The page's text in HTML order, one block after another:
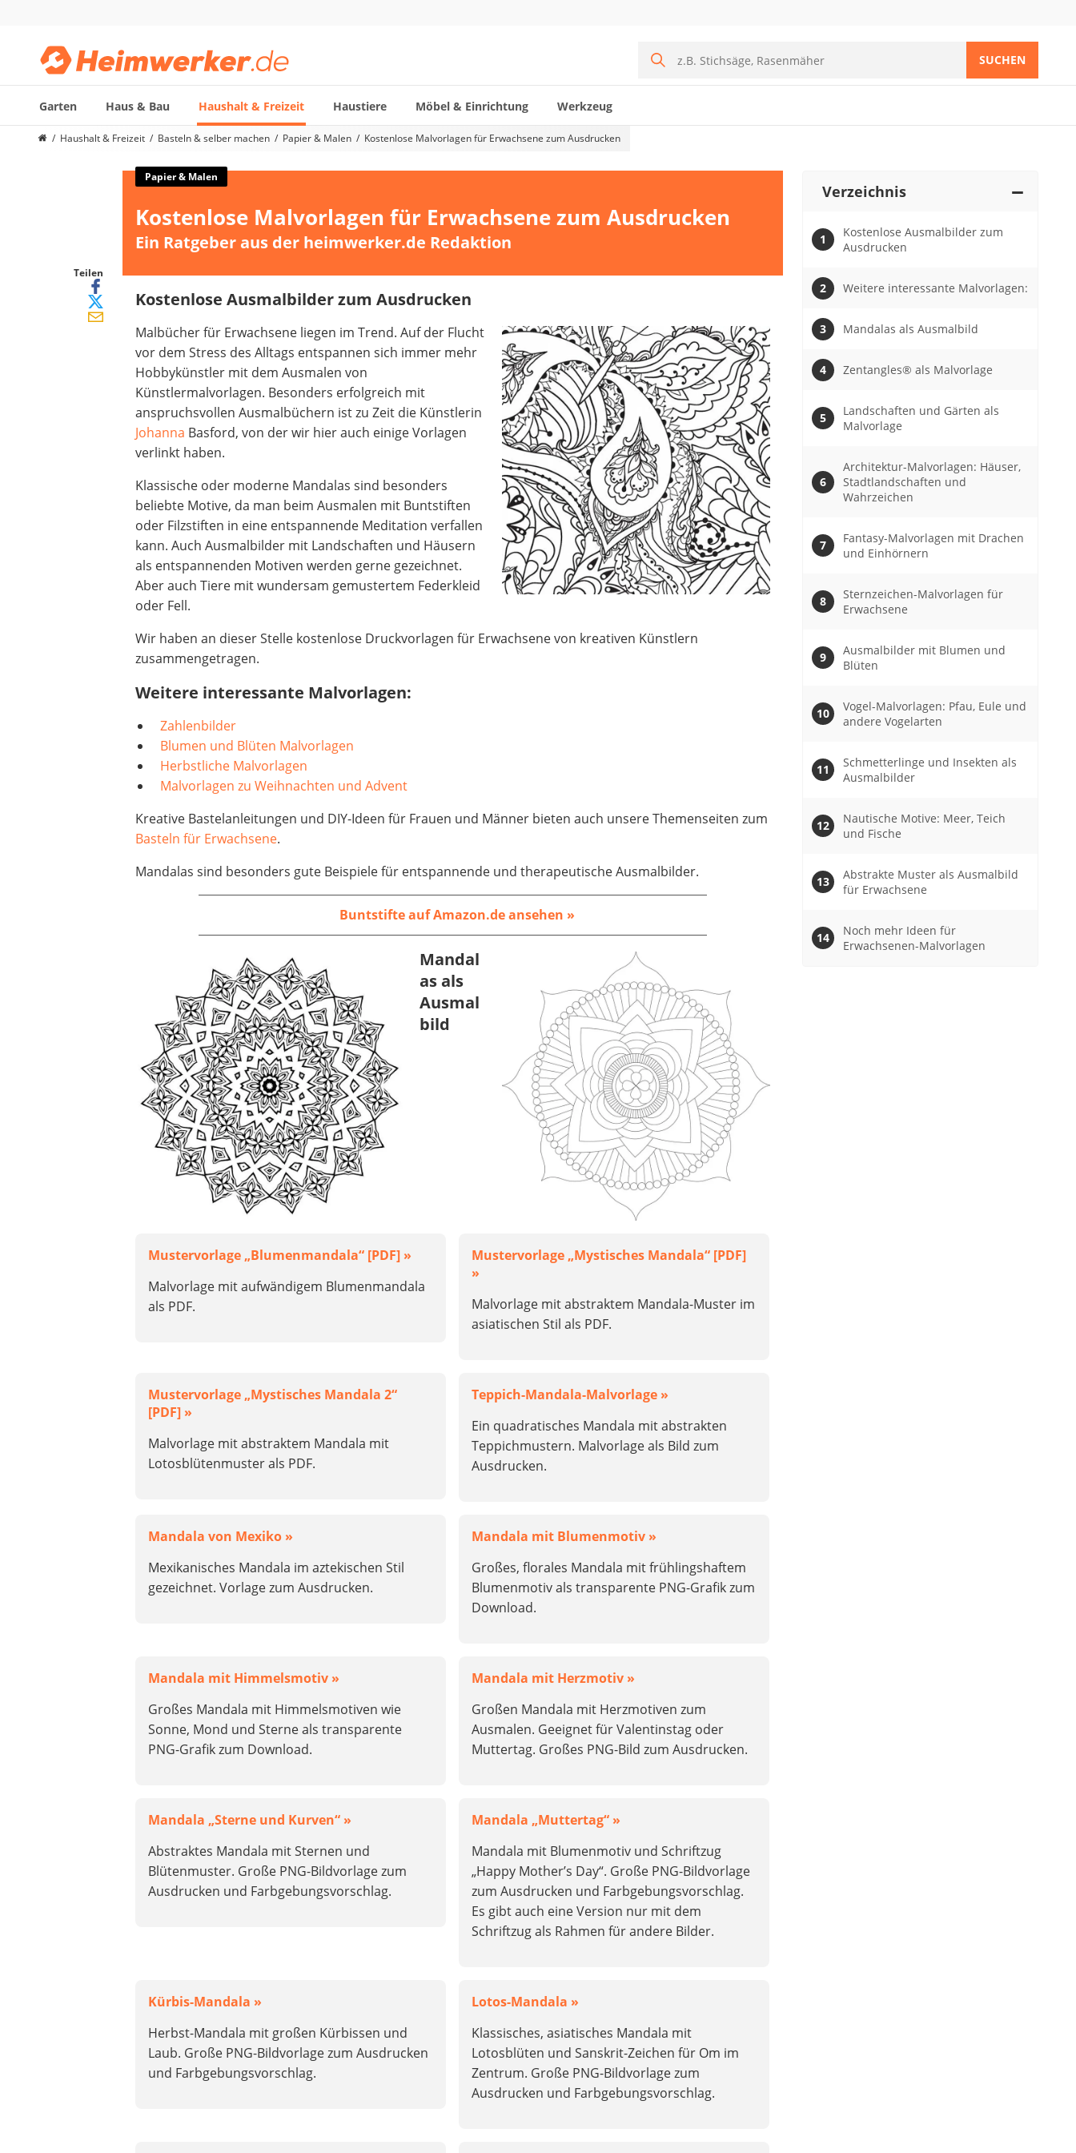
SUCHEN
Garten Haus & Bau Haushalt & Freizeit Haustiere Möbel & Einrichtung Werkzeug
Die beliebtesten Vergleiche nach Kategorie
Induktionskochfeld
Tischgeschirrspüler
Elektronische Dartscheibe
Beschriftungsgerät
Elektrische Pfeffermühle
Ferngesteuertes Auto
Beheizbare Handschuhe
Haushalt & Freizeit Basteln & selber machen Papier & Malen Kostenlose Malvorlagen für Erwachsene zum Ausdrucken
Teilen
Papier & Malen
Kostenlose Malvorlagen für Erwachsene zum Ausdrucken
Ein Ratgeber aus der heimwerker.de Redaktion
Kostenlose Ausmalbilder zum Ausdrucken
Malbücher für Erwachsene liegen im Trend. Auf der Flucht
vor dem Stress des Alltags entspannen sich immer mehr
Hobbykünstler mit dem Ausmalen von
Künstlermalvorlagen. Besonders erfolgreich mit
anspruchsvollen Ausmalbüchern ist zu Zeit die Künstlerin
Johanna Basford, von der wir hier auch einige Vorlagen
verlinkt haben.
Klassische oder moderne Mandalas sind besonders
beliebte Motive, da man beim Ausmalen mit Buntstiften
oder Filzstiften in eine entspannende Meditation verfallen
kann. Auch Ausmalbilder mit Landschaften und Häusern
als entspannenden Motiven werden gerne gezeichnet.
Aber auch Tiere mit wundersam gemustertem Federkleid
oder Fell.
Wir haben an dieser Stelle kostenlose Druckvorlagen für Erwachsene von kreativen Künstlern
zusammengetragen.
Weitere interessante Malvorlagen:
Zahlenbilder
Blumen und Blüten Malvorlagen
Herbstliche Malvorlagen
Malvorlagen zu Weihnachten und Advent
Kreative Bastelanleitungen und DIY-Ideen für Frauen und Männer bieten auch unsere Themenseiten zum
Basteln für Erwachsene.
Mandalas sind besonders gute Beispiele für entspannende und therapeutische Ausmalbilder.
Buntstifte auf Amazon.de ansehen »
Mandal
as als
Ausmal
bild
Mustervorlage „Blumenmandala“ [PDF] »
Malvorlage mit aufwändigem Blumenmandala
als PDF.
Mustervorlage „Mystisches Mandala“ [PDF]
»
Malvorlage mit abstraktem Mandala-Muster im
asiatischen Stil als PDF.
Mustervorlage „Mystisches Mandala 2“
[PDF] »
Malvorlage mit abstraktem Mandala mit
Lotosblütenmuster als PDF.
Teppich-Mandala-Malvorlage »
Ein quadratisches Mandala mit abstrakten
Teppichmustern. Malvorlage als Bild zum
Ausdrucken.
Mandala von Mexiko »
Mexikanisches Mandala im aztekischen Stil
gezeichnet. Vorlage zum Ausdrucken.
Mandala mit Blumenmotiv »
Großes, florales Mandala mit frühlingshaftem
Blumenmotiv als transparente PNG-Grafik zum
Download.
Mandala mit Himmelsmotiv »
Großes Mandala mit Himmelsmotiven wie
Sonne, Mond und Sterne als transparente
PNG-Grafik zum Download.
Mandala mit Herzmotiv »
Großen Mandala mit Herzmotiven zum
Ausmalen. Geeignet für Valentinstag oder
Muttertag. Großes PNG-Bild zum Ausdrucken.
Mandala „Sterne und Kurven“ »
Abstraktes Mandala mit Sternen und
Blütenmuster. Große PNG-Bildvorlage zum
Ausdrucken und Farbgebungsvorschlag.
Mandala „Muttertag“ »
Mandala mit Blumenmotiv und Schriftzug
„Happy Mother’s Day“. Große PNG-Bildvorlage
zum Ausdrucken und Farbgebungsvorschlag.
Es gibt auch eine Version nur mit dem
Schriftzug als Rahmen für andere Bilder.
Kürbis-Mandala »
Herbst-Mandala mit großen Kürbissen und
Laub. Große PNG-Bildvorlage zum Ausdrucken
und Farbgebungsvorschlag.
Lotos-Mandala »
Klassisches, asiatisches Mandala mit
Lotosblüten und Sanskrit-Zeichen für Om im
Zentrum. Große PNG-Bildvorlage zum
Ausdrucken und Farbgebungsvorschlag.
Verzeichnis
Kostenlose Ausmalbilder zum
Ausdrucken
Weitere interessante Malvorlagen:
Mandalas als Ausmalbild
Zentangles® als Malvorlage
Landschaften und Gärten als
Malvorlage
Architektur-Malvorlagen: Häuser,
Stadtlandschaften und
Wahrzeichen
Fantasy-Malvorlagen mit Drachen
und Einhörnern
Sternzeichen-Malvorlagen für
Erwachsene
Ausmalbilder mit Blumen und
Blüten
Vogel-Malvorlagen: Pfau, Eule und
andere Vogelarten
Schmetterlinge und Insekten als
Ausmalbilder
Nautische Motive: Meer, Teich
und Fische
Abstrakte Muster als Ausmalbild
für Erwachsene
Noch mehr Ideen für
Erwachsenen-Malvorlagen